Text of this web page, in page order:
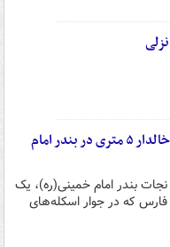
لحظه نجات کوسه خالدار ۵ متری در بندر امام
نجات بندر امام خمینی(ره)، یک
خلیج فارس که در جوار اسکله‌های